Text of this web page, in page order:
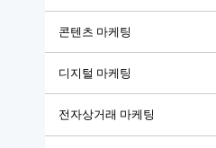
콘텐츠 마케팅
디지털 마케팅
전자상거래 마케팅